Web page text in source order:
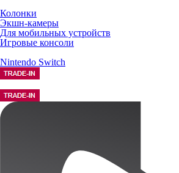
Колонки
Экшн-камеры
Для мобильных устройств
Игровые консоли
Nintendo Switch